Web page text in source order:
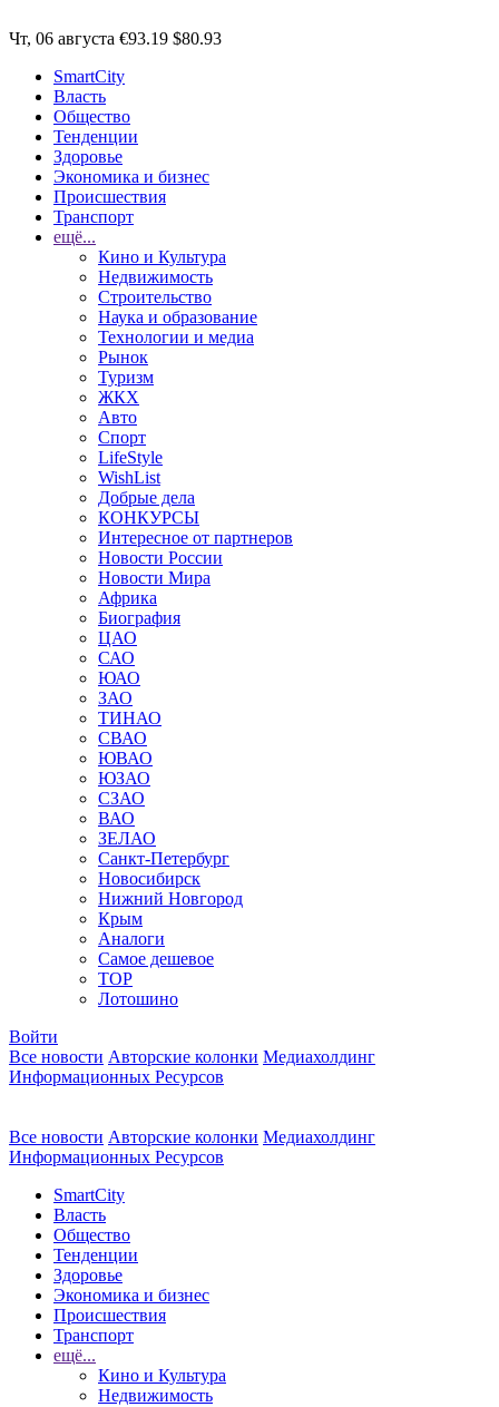
Чт, 06 августа €93.19 $80.93
SmartCity
Власть
Общество
Тенденции
Здоровье
Экономика и бизнес
Происшествия
Транспорт
ещё...
Кино и Культура
Недвижимость
Строительство
Наука и образование
Технологии и медиа
Рынок
Туризм
ЖКХ
Авто
Спорт
LifeStyle
WishList
Добрые дела
КОНКУРСЫ
Интересное от партнеров
Новости России
Новости Мира
Африка
Биография
ЦАО
САО
ЮАО
ЗАО
ТИНАО
СВАО
ЮВАО
ЮЗАО
СЗАО
ВАО
ЗЕЛАО
Санкт-Петербург
Новосибирск
Нижний Новгород
Крым
Аналоги
Самое дешевое
TOP
Лотошино
Войти
Все новости Авторские колонки Медиахолдинг
Информационных Ресурсов
Все новости Авторские колонки Медиахолдинг
Информационных Ресурсов
SmartCity
Власть
Общество
Тенденции
Здоровье
Экономика и бизнес
Происшествия
Транспорт
ещё...
Кино и Культура
Недвижимость